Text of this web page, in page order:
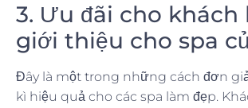
3. Ưu đãi cho khách
giới thiệu cho spa
Đây là một trong những cách đơn
kì hiệu quả cho các spa làm đẹp.